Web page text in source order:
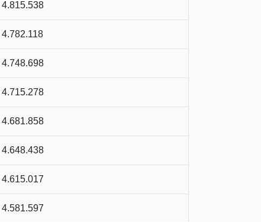
4.815.538
4.782.118
4.748.698
4.715.278
4.681.858
4.648.438
4.615.017
4.581.597